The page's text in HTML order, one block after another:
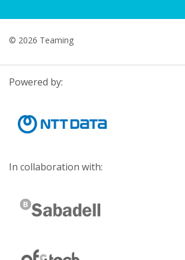
© 2026 Teaming
Powered by:
In collaboration with: